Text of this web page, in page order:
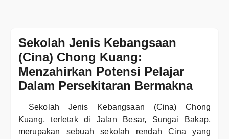
Sekolah Jenis Kebangsaan
(Cina) Chong Kuang:
Menzahirkan Potensi Pelajar
Dalam Persekitaran Bermakna
Sekolah Jenis Kebangsaan (Cina) Chong
Kuang, terletak di Jalan Besar, Sungai Bakap,
merupakan sebuah sekolah rendah Cina yang